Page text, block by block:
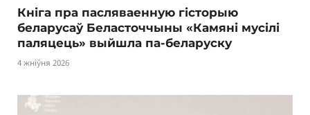
Кніга пра пасляваенную гісторыю
беларусаў Беласточчыны «Камяні мусілі
паляцець» выйшла па-беларуску
4 жніўня 2026